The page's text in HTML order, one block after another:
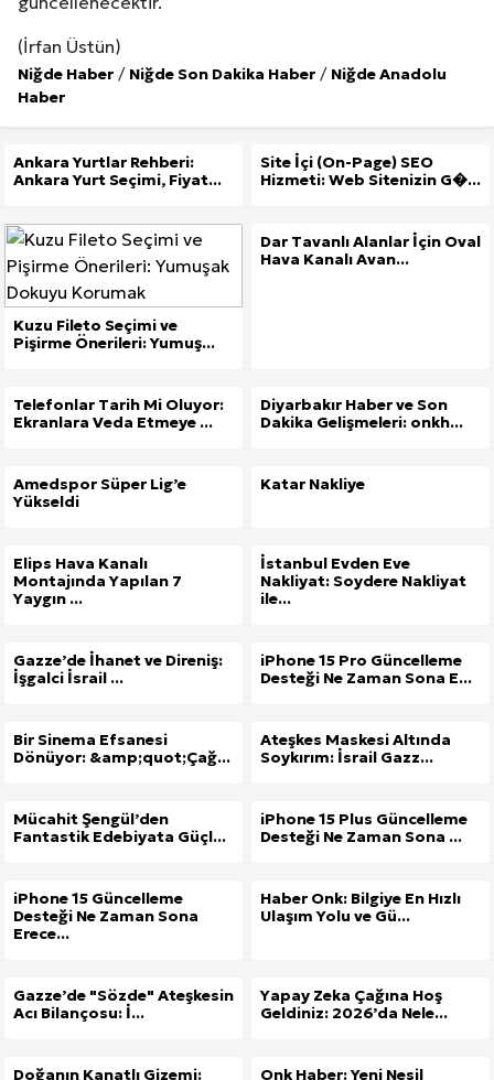
(İrfan Üstün)
Niğde Haber / Niğde Son Dakika Haber / Niğde Anadolu
Haber
Ankara Yurtlar Rehberi:
Ankara Yurt Seçimi, Fiyat...
Site İçi (On-Page) SEO
Hizmeti: Web Sitenizin G�...
Kuzu Fileto Seçimi ve
Pişirme Önerileri: Yumuş...
Dar Tavanlı Alanlar İçin Oval
Hava Kanalı Avan...
Telefonlar Tarih Mi Oluyor:
Ekranlara Veda Etmeye ...
Diyarbakır Haber ve Son
Dakika Gelişmeleri: onkh...
Amedspor Süper Lig’e
Yükseldi
Katar Nakliye
Elips Hava Kanalı
Montajında Yapılan 7
Yaygın ...
İstanbul Evden Eve
Nakliyat: Soydere Nakliyat
ile...
Gazze’de İhanet ve Direniş:
İşgalci İsrail ...
iPhone 15 Pro Güncelleme
Desteği Ne Zaman Sona E...
Bir Sinema Efsanesi
Dönüyor: &amp;quot;Çağ...
Ateşkes Maskesi Altında
Soykırım: İsrail Gazz...
Mücahit Şengül’den
Fantastik Edebiyata Güçl...
iPhone 15 Plus Güncelleme
Desteği Ne Zaman Sona ...
iPhone 15 Güncelleme
Desteği Ne Zaman Sona
Erece...
Haber Onk: Bilgiye En Hızlı
Ulaşım Yolu ve Gü...
Gazze’de "Sözde" Ateşkesin
Acı Bilançosu: İ...
Yapay Zeka Çağına Hoş
Geldiniz: 2026’da Nele...
Doğanın Kanatlı Gizemi:
Onk Haber: Yeni Nesil
Kuzu Fileto Seçimi ve Pişirme Önerileri: Yumuşak
Dar Tavanlı Alanlar İçin Oval Hava Kanalı Avantajları